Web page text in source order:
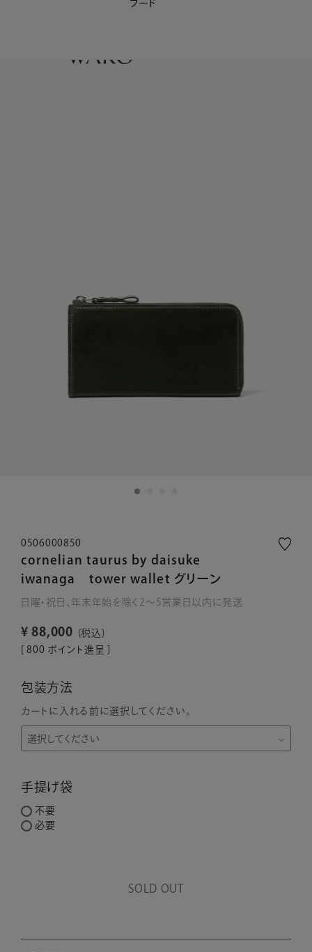
【会員様限定】夏のプレゼントキャンペーン開催中
フード
0506000850
cornelian taurus by daisuke
iwanaga tower wallet グリーン
日曜・祝日、年末年始を除く2～5営業日以内に発送
¥ 88,000
税込
800 ポイント進呈 ]
包装方法
カートに入れる前に選択してください。
手提げ袋
不要
必要
SOLD OUT